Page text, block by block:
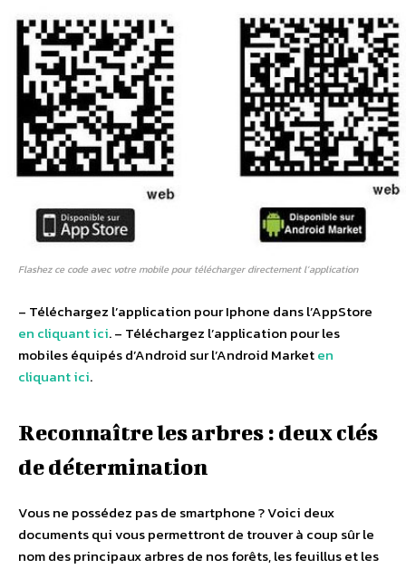
Flashez ce code avec votre mobile pour télécharger directement l’application
– Téléchargez l’application pour Iphone dans l’AppStore
en cliquant ici. – Téléchargez l’application pour les
mobiles équipés d’Android sur l’Android Marketen
cliquant ici.
Reconnaître les arbres : deux clés
de détermination
Vous ne possédez pas de smartphone ? Voici deux
documents qui vous permettront de trouver à coup sûr le
nom des principaux arbres de nos forêts, les feuillus et les